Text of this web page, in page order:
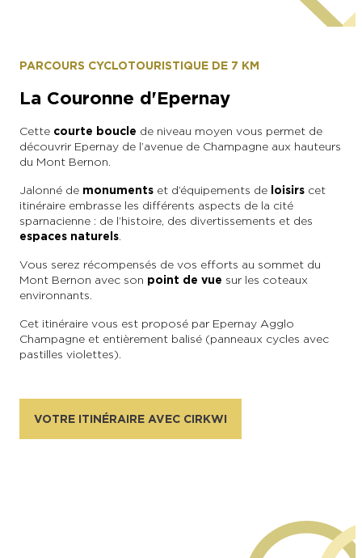
PARCOURS CYCLOTOURISTIQUE DE 7 KM
La Couronne d'Epernay
Cette courte boucle de niveau moyen vous permet de
découvrir Epernay de l’avenue de Champagne aux hauteurs
du Mont Bernon.
Jalonné de monuments et d’équipements de loisirs cet
itinéraire embrasse les différents aspects de la cité
sparnacienne : de l’histoire, des divertissements et des
espaces naturels.
Vous serez récompensés de vos efforts au sommet du
Mont Bernon avec son point de vue sur les coteaux
environnants.
Cet itinéraire vous est proposé par Epernay Agglo
Champagne et entièrement balisé (panneaux cycles avec
pastilles violettes).
VOTRE ITINÉRAIRE AVEC CIRKWI